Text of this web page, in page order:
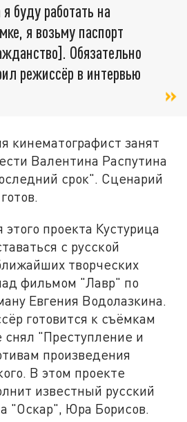
буду работать на
я возьму паспорт
Обязательно
режиссёр в интервью
кинематографист занят
Валентина Распутина
срок". Сценарий
проекта Кустурица
с русской
творческих
фильмом "Лавр" по
Евгения Водолазкина.
готовится к съёмкам
снял "Преступление и
произведения
В этом проекте
известный русский
"Оскар", Юра Борисов.